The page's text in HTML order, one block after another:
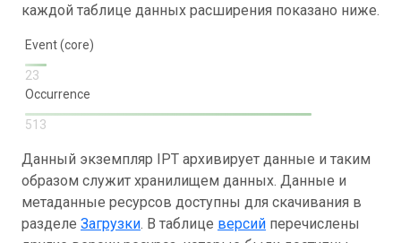
каждой таблице данных расширения показано ниже.
Event (core)
23
Occurrence
513
Данный экземпляр IPT архивирует данные и таким
образом служит хранилищем данных. Данные и
метаданные ресурсов доступны для скачивания в
разделе Загрузки. В таблице версий перечислены